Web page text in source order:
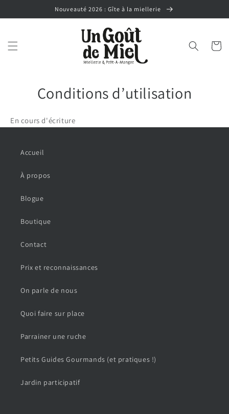
au
Nouveauté 2026 : Gîte à la miellerie
Panier
Conditions d’utilisation
En cours d'écriture
Accueil
À propos
Blogue
Boutique
Contact
Prix et reconnaissances
On parle de nous
Quoi faire sur place
Parrainer une ruche
Petits Guides Gourmands (et pratiques !)
Jardin participatif